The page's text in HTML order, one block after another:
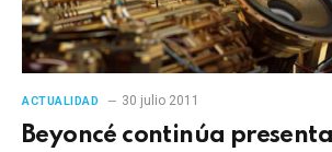
ACTUALIDAD 30 julio 2011
Beyoncé continúa